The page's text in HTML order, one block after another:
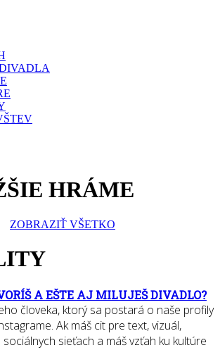
HRÁME
ZOBRAZIŤ VŠETKO
A EŠTE AJ MILUJEŠ DIVADLO?
človeka, ktorý sa postará o naše profily
Ak máš cit pre text, vizuál,
sieťach a máš vzťah ku kultúre